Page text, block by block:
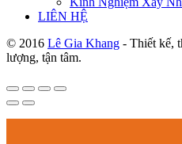
LIÊN HỆ
© 2016 Lê Gia Khang - Thiết kế,
lượng, tận tâm.